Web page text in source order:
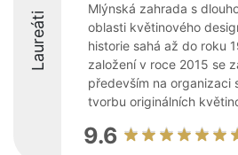
Laureáti
Mlýnská zahrada s
oblasti květinového
historie sahá až do roku
založení v roce 2015 se
především na organizaci
tvorbu originálních
9.6